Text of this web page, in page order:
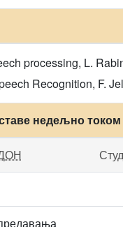
processing, L.
Recognition, F.
недељно